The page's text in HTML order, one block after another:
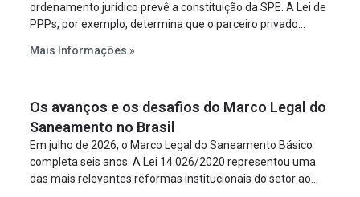
ordenamento jurídico prevê a constituição da SPE. A Lei de
PPPs, por exemplo, determina que o parceiro privado
empreendimento. Ou seja, a suposta “fraude à licitação” é
projeto a projeto.
Mais Informações »
Os avanços e os desafios do Marco Legal do
Saneamento no Brasil
Em julho de 2026, o Marco Legal do Saneamento Básico
completa seis anos. A Lei 14.026/2020 representou uma
das mais relevantes reformas institucionais do setor ao